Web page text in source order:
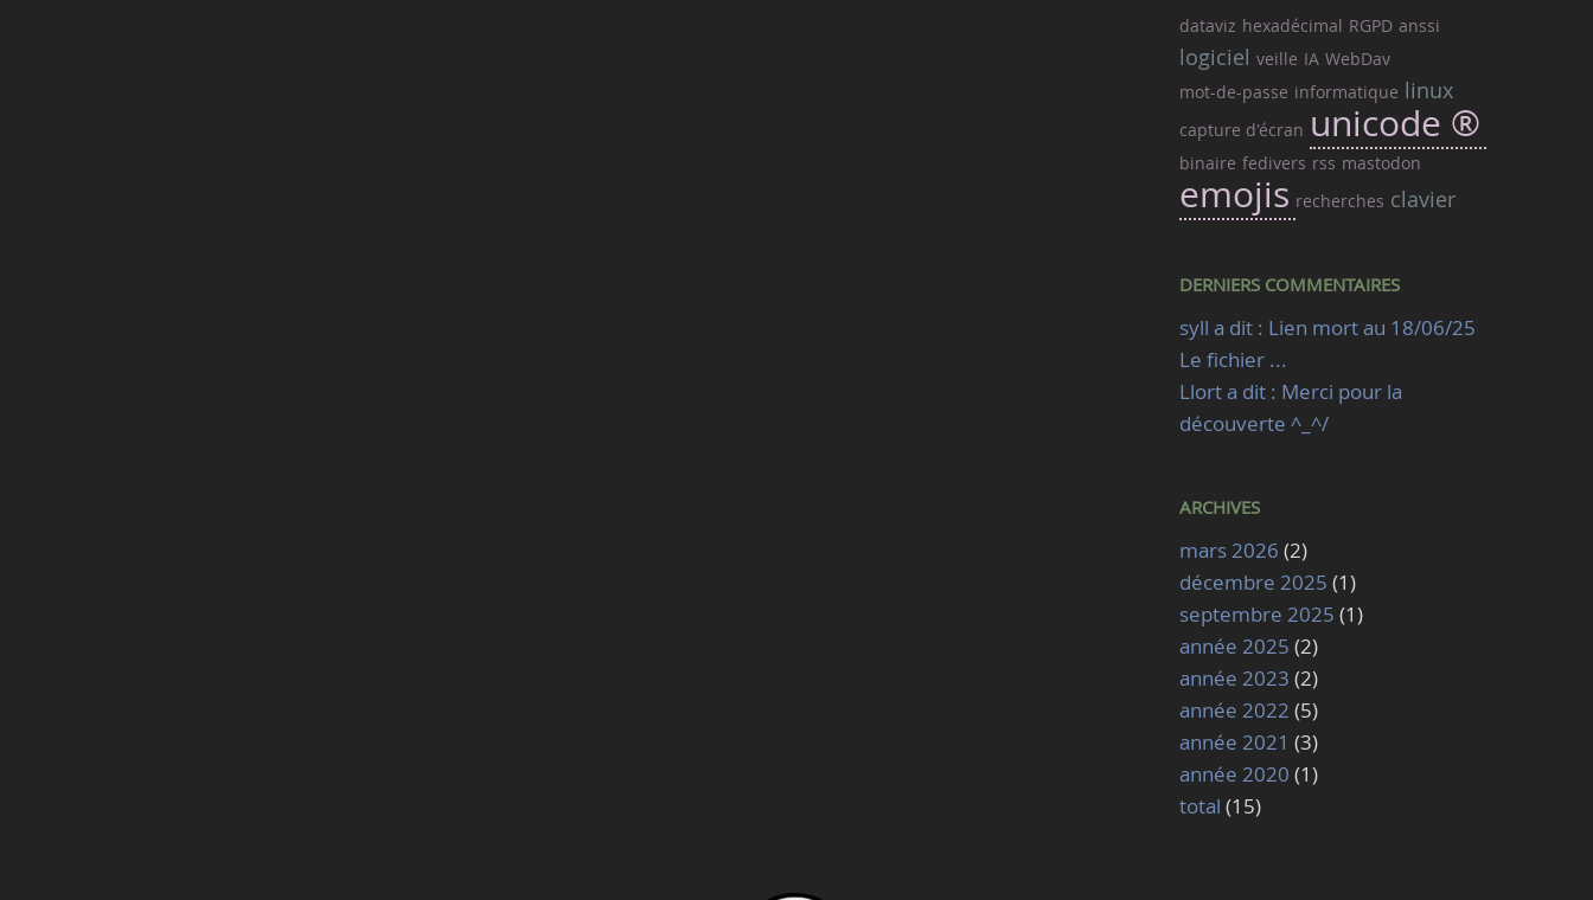
dataviz hexadécimal RGPD anssi
logiciel veille IA WebDav
mot-de-passe informatique linux
capture d'écran unicode ®
binaire fedivers rss mastodon
emojis recherches clavier
DERNIERS COMMENTAIRES
syll a dit : Lien mort au 18/06/25
Le fichier ...
Llort a dit : Merci pour la
découverte ^_^/
ARCHIVES
mars 2026 (2)
décembre 2025 (1)
septembre 2025 (1)
année 2025 (2)
année 2023 (2)
année 2022 (5)
année 2021 (3)
année 2020 (1)
total (15)